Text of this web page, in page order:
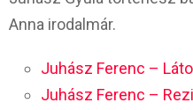
Anna irodalmár.
Juhász Ferenc –
Juhász Ferenc –